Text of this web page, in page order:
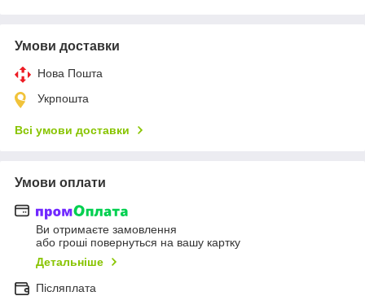
Умови доставки
Нова Пошта
Укрпошта
Всі умови доставки
Умови оплати
Ви отримаєте замовлення
або гроші повернуться на вашу картку
Детальніше
Післяплата